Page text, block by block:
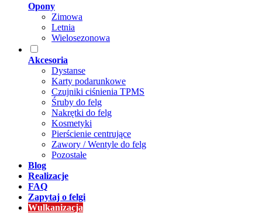
Opony
Zimowa
Letnia
Wielosezonowa
Akcesoria
Dystanse
Karty podarunkowe
Czujniki ciśnienia TPMS
Śruby do felg
Nakrętki do felg
Kosmetyki
Pierścienie centrujące
Zawory / Wentyle do felg
Pozostałe
Blog
Realizacje
FAQ
Zapytaj o felgi
Wulkanizacja